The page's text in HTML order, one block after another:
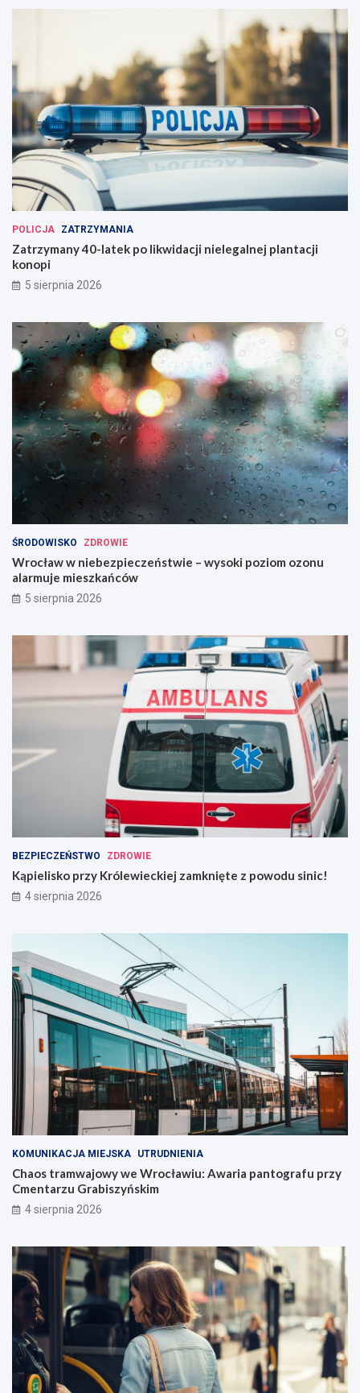
POLICJA ZATRZYMANIA
Zatrzymany 40-latek po likwidacji nielegalnej plantacji
konopi
5 sierpnia 2026
ŚRODOWISKO ZDROWIE
Wrocław w niebezpieczeństwie – wysoki poziom ozonu
alarmuje mieszkańców
5 sierpnia 2026
BEZPIECZEŃSTWO ZDROWIE
Kąpielisko przy Królewieckiej zamknięte z powodu sinic!
4 sierpnia 2026
KOMUNIKACJA MIEJSKA UTRUDNIENIA
Chaos tramwajowy we Wrocławiu: Awaria pantografu przy
Cmentarzu Grabiszyńskim
4 sierpnia 2026